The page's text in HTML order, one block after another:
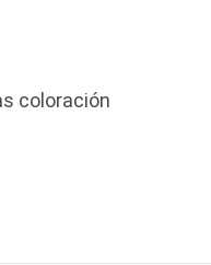
coloración